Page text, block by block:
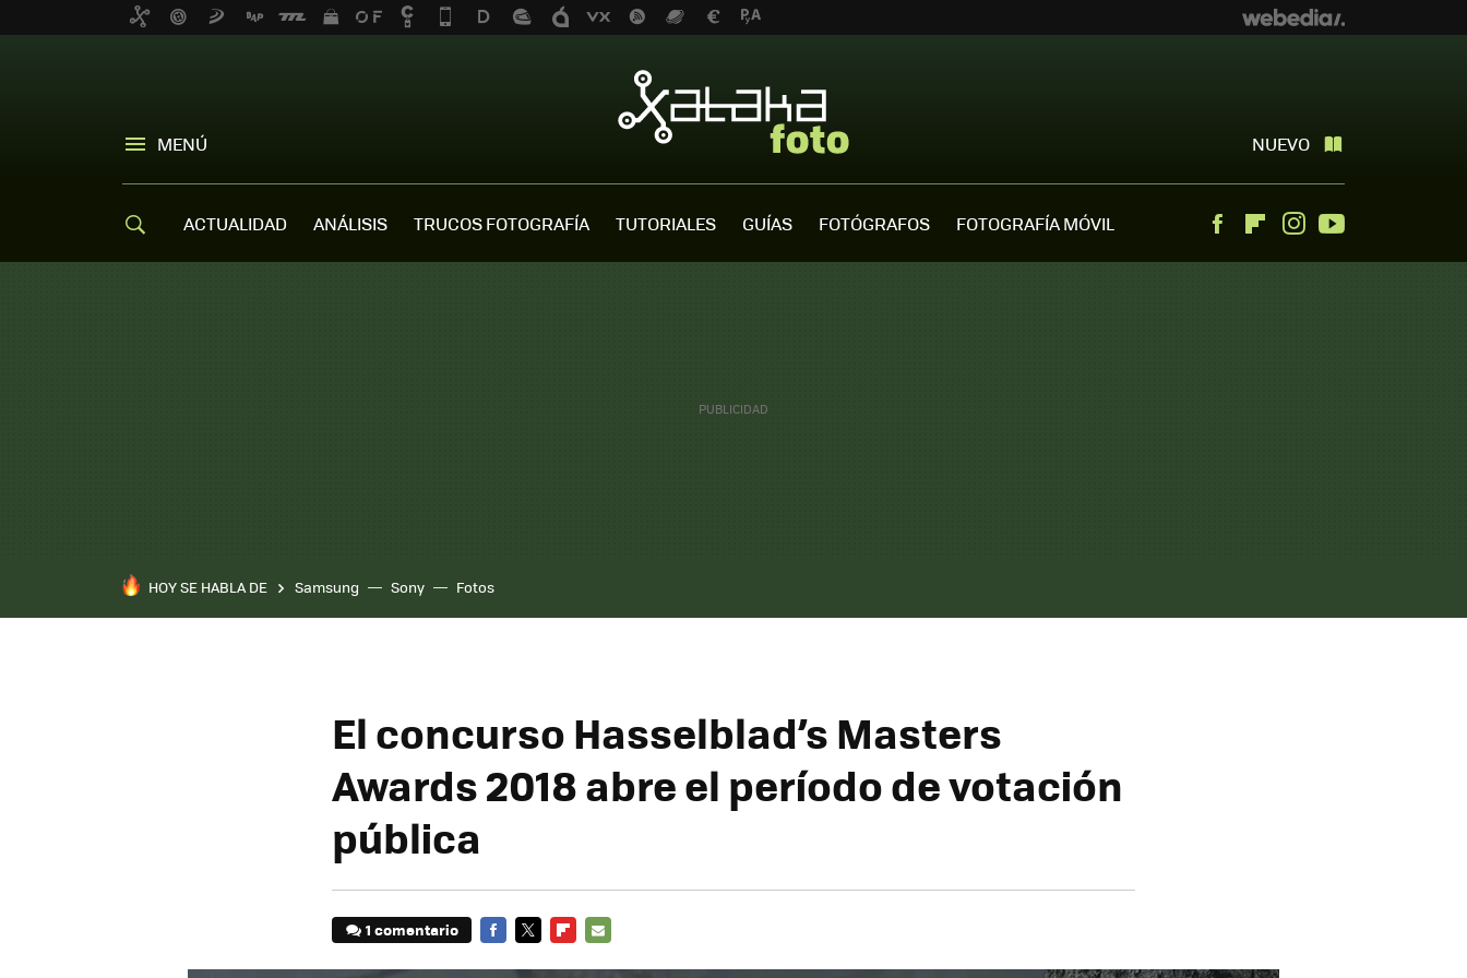
MENÚ NUEVO
ACTUALIDAD ANÁLISIS TRUCOS FOTOGRAFÍA TUTORIALES GUÍAS FOTÓGRAFOS FOTOGRAFÍA MÓVIL FacebookFlipboardInstagram
HOY SE HABLA DE Samsung Sony Fotos
El concurso Hasselblad’s Masters
Awards 2018 abre el período de votación
pública
1 comentario